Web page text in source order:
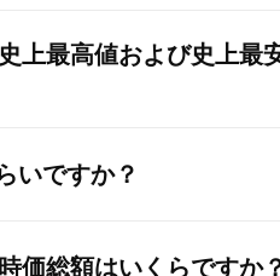
上最高値および史上最
いですか？
価総額はいくらですか